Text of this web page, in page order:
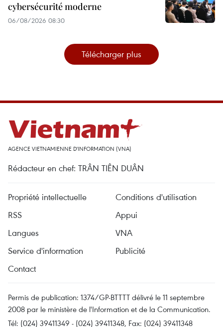
cybersécurité moderne
06/08/2026 08:30
Télécharger plus
AGENCE VIETNAMIENNE D'INFORMATION (VNA)
Rédacteur en chef: TRÂN TIÊN DUÂN
Propriété intellectuelle
Conditions d'utilisation
RSS
Appui
Langues
VNA
Service d'information
Publicité
Contact
Permis de publication: 1374/GP-BTTTT délivré le 11 septembre
2008 par le ministère de l'Information et de la Communication.
Tél: (024) 39411349 - (024) 39411348, Fax: (024) 39411348